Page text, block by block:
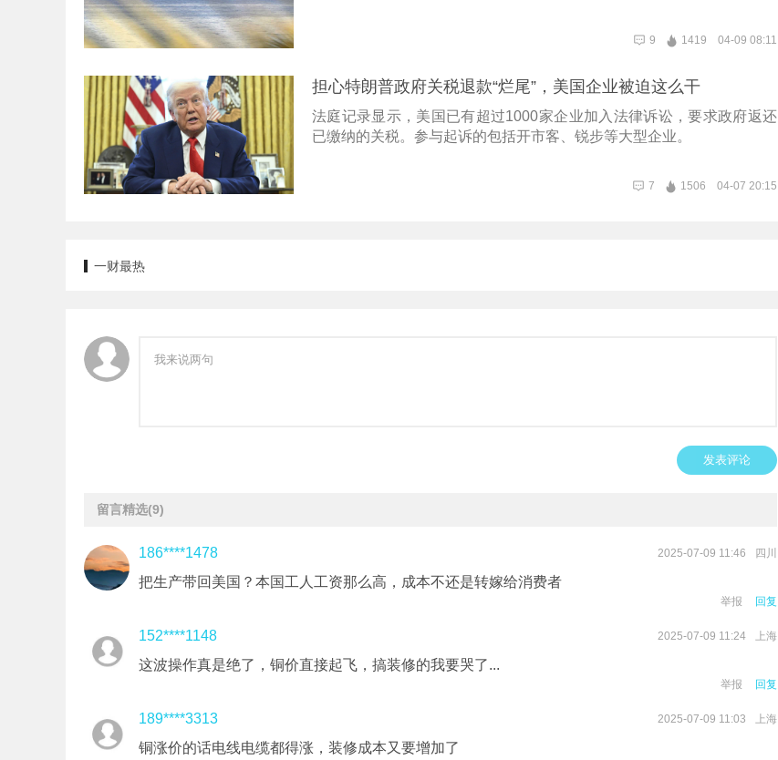
9 1419 04-09 08:11
担心特朗普政府关税退款“烂尾”，美国企业被迫这么干
法庭记录显示，美国已有超过1000家企业加入法律诉讼，要求政府返还
已缴纳的关税。参与起诉的包括开市客、锐步等大型企业。
7 1506 04-07 20:15
一财最热
发表评论
留言精选(9)
186****1478 2025-07-09 11:46 四川
把生产带回美国？本国工人工资那么高，成本不还是转嫁给消费者
举报 回复
152****1148 2025-07-09 11:24 上海
这波操作真是绝了，铜价直接起飞，搞装修的我要哭了...
举报 回复
189****3313 2025-07-09 11:03 上海
铜涨价的话电线电缆都得涨，装修成本又要增加了